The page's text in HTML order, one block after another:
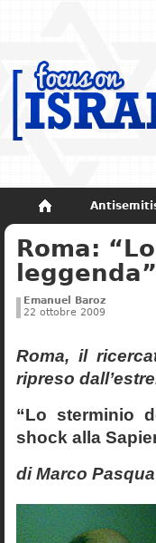
Non dimenticare
Roma:
leggenda”
Emanuel Baroz
22 ottobre 2009
Roma, il
ripreso
“Lo sterminio
shock alla
di Marco Pasqua